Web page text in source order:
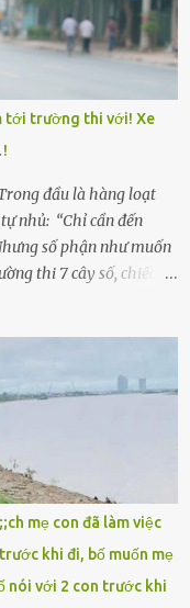
tả về đi học. Người
giỏi mà hiền, sau này
Lan và Hương – ba
này như hoa mai nở
cần đất màu, mà nhà
Trí đỗ Đại học Bách
tới trường thi với! Xe
đầu là hàng loạt
nhủ: “Chỉ cần đến
số phận như muốn
thi 7 cây số, chiếc xe
mang theo! Giữa con
vẫy tay xin đi nhờ. –
đi nhờ với! – Cô ơi,
thì lắc đầu. Người
gào lên giữa đường
phút nữa. Trong đầu
xe vào vệ đường,
và chạy . Chạy miết.
mẹ con đã làm việc
khi đi, bố muốn mẹ
nói với 2 con trước khi